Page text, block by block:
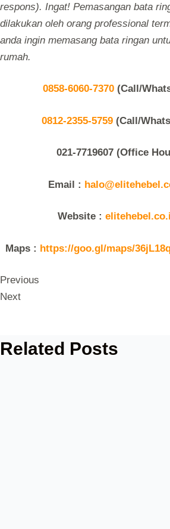
respons). Ingat! Pemasangan bata
dilakukan oleh orang professional
anda ingin memasang bata ringan
rumah.
0858-6060-7370 (Call/
0812-2355-5759(Call/
021-7719607 (Office
Email :
Website :
Maps : https://goo.gl/maps/
Previous
Next
Related Posts